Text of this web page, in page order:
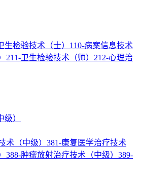
生检验技术（士） 110-病案信息技术
211-卫生检验技术（师） 212-心理治
）
术（中级） 381-康复医学治疗技术
388-肿瘤放射治疗技术（中级） 389-